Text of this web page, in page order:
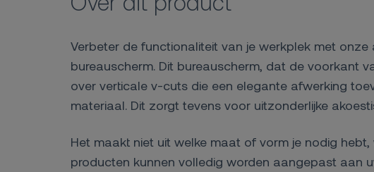
Verbeter de functionaliteit van je werkplek met
bureauscherm. Dit bureauscherm, dat de voorkant
over verticale v-cuts die een elegante afwerking
materiaal. Dit zorgt tevens voor uitzonderlijke
Het maakt niet uit welke maat of vorm je nodig
producten kunnen volledig worden aangepast aan